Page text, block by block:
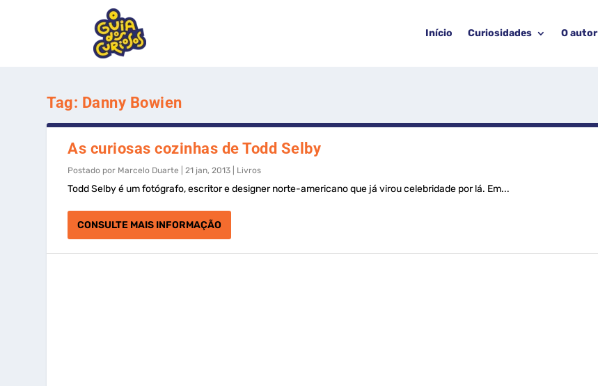
Início Curiosidades O autor
Tag: Danny Bowien
As curiosas cozinhas de Todd Selby
Postado por Marcelo Duarte |21 jan, 2013 Livros
Todd Selby é um fotógrafo, escritor e designer norte-americano que já virou celebridade por lá. Em...
CONSULTE MAIS INFORMAÇÃO